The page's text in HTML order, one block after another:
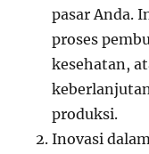
pasar Anda.
proses
kesehatan,
produksi.
Inovasi